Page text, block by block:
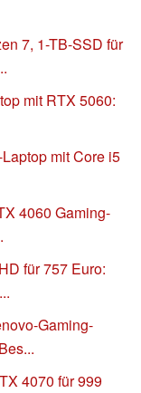
7, 1-TB-SSD für
mit RTX 5060:
mit Core i5
4060 Gaming-
für 757 Euro:
Gaming-
4070 für 999